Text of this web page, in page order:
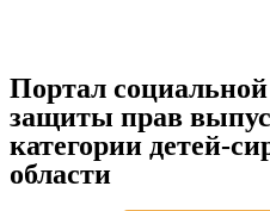
Портал
защиты прав
категории детей-
области